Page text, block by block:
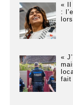
« Il
:
«
fait